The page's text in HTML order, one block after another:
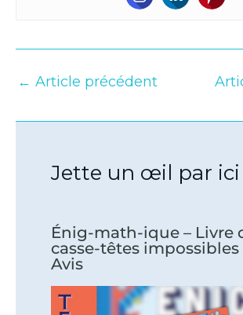
← Article précédent
Jette un œil par ici
Énig-math-ique – Livre
casse-têtes impossibles
Avis